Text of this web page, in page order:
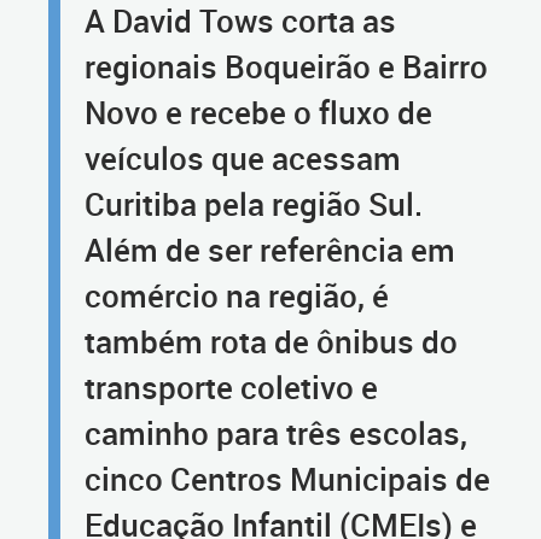
A David Tows corta as
regionais Boqueirão e Bairro
Novo e recebe o fluxo de
veículos que acessam
Curitiba pela região Sul.
Além de ser referência em
comércio na região, é
também rota de ônibus do
transporte coletivo e
caminho para três escolas,
cinco Centros Municipais de
Educação Infantil (CMEIs) e